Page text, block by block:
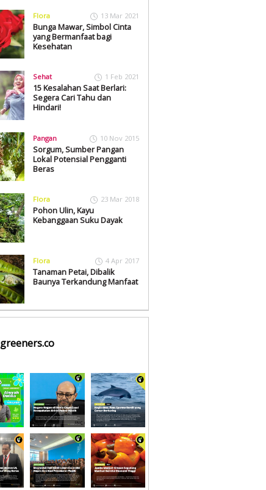
Flora 13 Mar 2021
Bunga Mawar, Simbol Cinta
yang Bermanfaat bagi
Kesehatan
Sehat 1 Feb 2021
15 Kesalahan Saat Berlari:
Segera Cari Tahu dan
Hindari!
Pangan 10 Nov 2015
Sorgum, Sumber Pangan
Lokal Potensial Pengganti
Beras
Flora 23 Mar 2018
Pohon Ulin, Kayu
Kebanggaan Suku Dayak
Flora 4 Apr 2017
Tanaman Petai, Dibalik
Baunya Terkandung Manfaat
greeners.co